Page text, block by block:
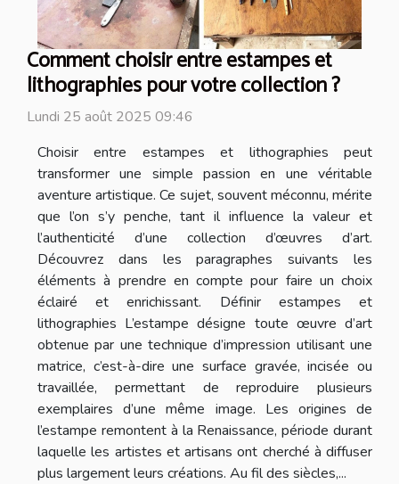
Comment choisir entre estampes et
lithographies pour votre collection ?
Lundi 25 août 2025 09:46
Choisir entre estampes et lithographies peut
transformer une simple passion en une véritable
aventure artistique. Ce sujet, souvent méconnu, mérite
que l’on s’y penche, tant il influence la valeur et
l’authenticité d’une collection d’œuvres d’art.
Découvrez dans les paragraphes suivants les
éléments à prendre en compte pour faire un choix
éclairé et enrichissant. Définir estampes et
lithographies L’estampe désigne toute œuvre d’art
obtenue par une technique d’impression utilisant une
matrice, c’est-à-dire une surface gravée, incisée ou
travaillée, permettant de reproduire plusieurs
exemplaires d’une même image. Les origines de
l’estampe remontent à la Renaissance, période durant
laquelle les artistes et artisans ont cherché à diffuser
plus largement leurs créations. Au fil des siècles,...